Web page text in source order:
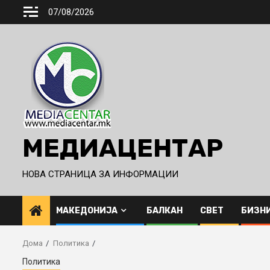
07/08/2026
МЕДИАЦЕНТАР
НОВА СТРАНИЦА ЗА ИНФОРМАЦИИ
МАКЕДОНИЈА БАЛКАН СВЕТ
Дома Политика
Политика